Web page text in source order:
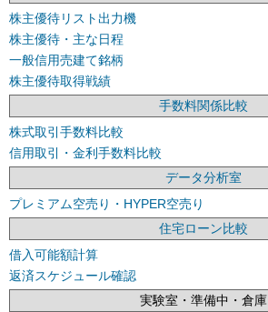
株主優待リスト出力機
株主優待・主な日程
一般信用売建て銘柄
株主優待取得戦績
手数料関係比較
株式取引手数料比較
信用取引・金利手数料比較
データ分析室
プレミアム空売り・HYPER空売り
住宅ローン比較
借入可能額計算
返済スケジュール確認
実験室・準備中・倉庫